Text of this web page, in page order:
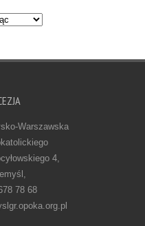
Warszawska
4,
78 68